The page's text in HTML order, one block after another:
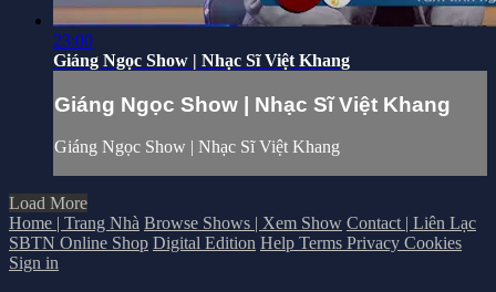
23:00
Giáng Ngọc Show | Nhạc Sĩ Việt Khang
Giáng Ngọc Show | Nhạc Sĩ Việt Khang
Giáng Ngọc Show | Nhạc Sĩ Việt Khang
Load More
Home | Trang Nhà Browse Shows | Xem Show Contact | Liên Lạc
SBTN Online Shop Digital Edition Help Terms Privacy Cookies
Sign in